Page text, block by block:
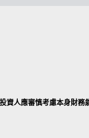
資人應審慎考慮本身財務